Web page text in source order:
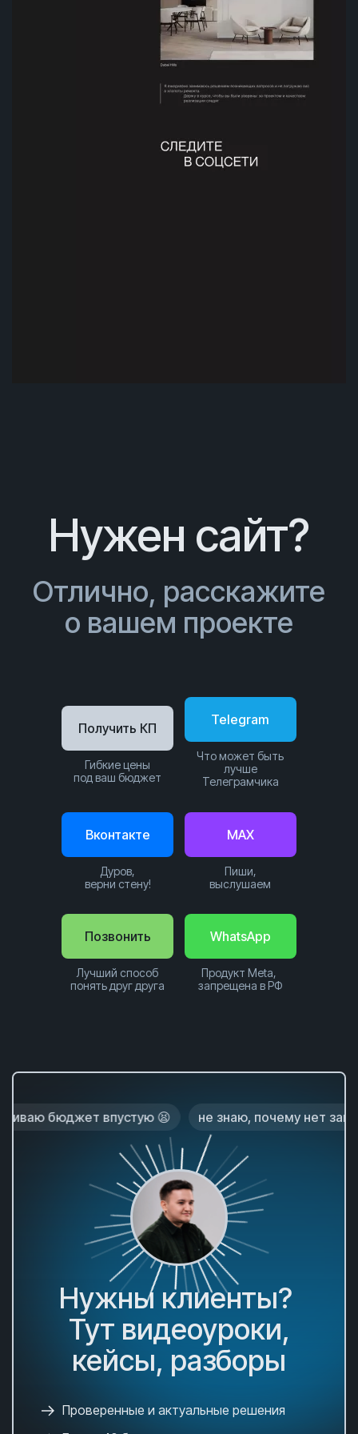
Нужен сайт?
Отлично, расскажите
о вашем проекте
Позвонить
Лучший способ
понять друг друга
WhatsApp
Продукт Meta,
запрещена в РФ
Telegram
Что может быть
лучше
Телеграмчика
Вконтакте
Дуров,
верни стену!
Получить КП
Гибкие цены
под ваш бюджет
MAX
Пиши,
выслушаем
впустую 😫 не знаю, почему нет заказов 😕
Нужны клиенты?
Тут видеоуроки,
кейсы, разборы
Проверенные и актуальные решения